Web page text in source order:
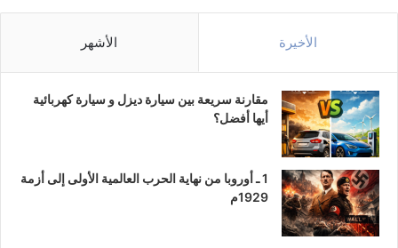
الأخيرة الأشهر
مقارنة سريعة بين سيارة ديزل و سيارة كهربائية
أيها أفضل؟
1 ـ أوروبا من نهاية الحرب العالمية الأولى إلى أزمة
1929م